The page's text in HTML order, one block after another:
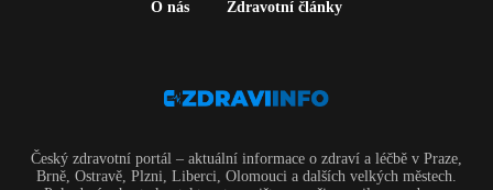
O nás Zdravotní články
Český zdravotní portál – aktuální informace o zdraví a léčbě v Praze,
Brně, Ostravě, Plzni, Liberci, Olomouci a dalších velkých městech.